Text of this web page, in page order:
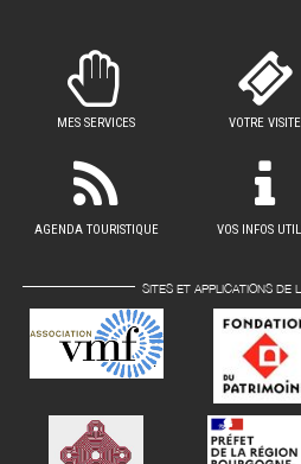
MES SERVICES VOTRE VISITE
AGENDA TOURISTIQUE VOS INFOS
SITES ET APPLICATIONS DE